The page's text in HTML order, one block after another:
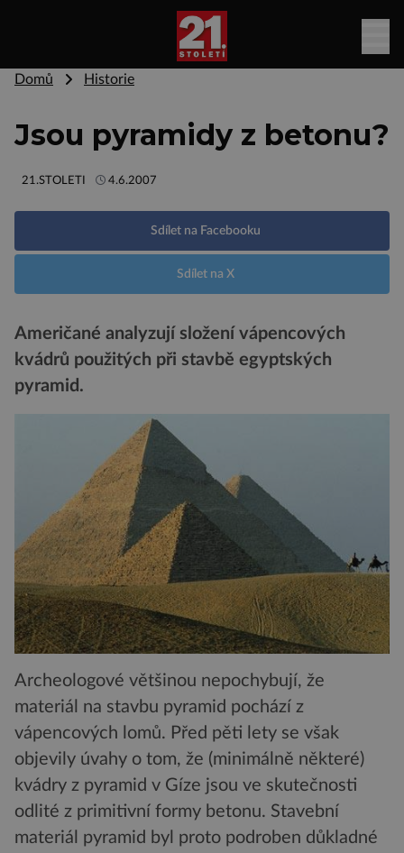
Domů Historie
Jsou pyramidy z betonu?
21.STOLETI 4.6.2007
Sdílet na Facebooku
Sdílet na X
Američané analyzují složení vápencových
kvádrů použitých při stavbě egyptských
pyramid.
Archeologové většinou nepochybují, že
materiál na stavbu pyramid pochází z
vápencových lomů. Před pěti lety se však
objevily úvahy o tom, že (minimálně některé)
kvádry z pyramid v Gíze jsou ve skutečnosti
odlité z primitivní formy betonu. Stavební
materiál pyramid byl proto podroben důkladné